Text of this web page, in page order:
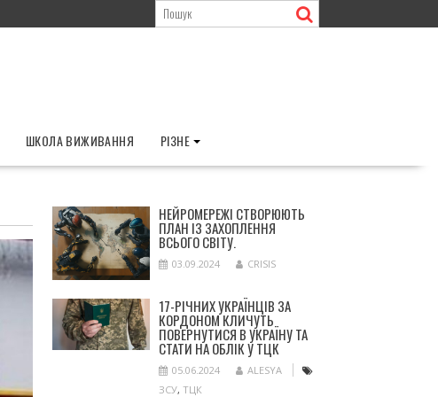
ШКОЛА ВИЖИВАННЯ РІЗНЕ
НЕЙРОМЕРЕЖІ СТВОРЮЮТЬ
ПЛАН ІЗ ЗАХОПЛЕННЯ
ВСЬОГО СВІТУ.
03.09.2024 CRISIS
17-РІЧНИХ УКРАЇНЦІВ ЗА
КОРДОНОМ КЛИЧУТЬ
ПОВЕРНУТИСЯ В УКРАЇНУ ТА
СТАТИ НА ОБЛІК У ТЦК
05.06.2024
ALESYA
ЗСУ, ТЦК